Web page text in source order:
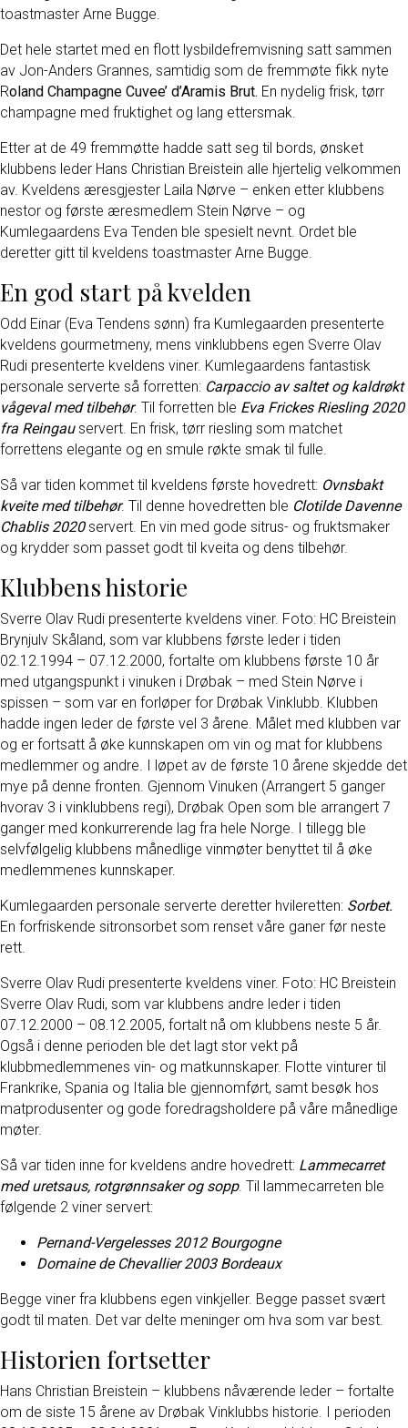
toastmaster Arne Bugge.
Det hele startet med en flott lysbildefremvisning satt sammen
av Jon-Anders Grannes, samtidig som de fremmøte fikk nyte
Roland Champagne Cuvee’ d’Aramis Brut. En nydelig frisk, tørr
champagne med fruktighet og lang ettersmak.
Etter at de 49 fremmøtte hadde satt seg til bords, ønsket
klubbens leder Hans Christian Breistein alle hjertelig velkommen
av. Kveldens æresgjester Laila Nørve – enken etter klubbens
nestor og første æresmedlem Stein Nørve – og
Kumlegaardens Eva Tenden ble spesielt nevnt. Ordet ble
deretter gitt til kveldens toastmaster Arne Bugge.
En god start på kvelden
Odd Einar (Eva Tendens sønn) fra Kumlegaarden presenterte
kveldens gourmetmeny, mens vinklubbens egen Sverre Olav
Rudi presenterte kveldens viner. Kumlegaardens fantastisk
personale serverte så forretten: Carpaccio av saltet og kaldrøkt
vågeval med tilbehør. Til forretten ble Eva Frickes Riesling 2020
fra Reingauservert. En frisk, tørr riesling som matchet
forrettens elegante og en smule røkte smak til fulle.
Så var tiden kommet til kveldens første hovedrett: Ovnsbakt
kveite med tilbehør. Til denne hovedretten ble Clotilde Davenne
Chablis 2020servert. En vin med gode sitrus- og fruktsmaker
og krydder som passet godt til kveita og dens tilbehør.
Klubbens historie
Sverre Olav Rudi presenterte kveldens viner. Foto: HC Breistein
Brynjulv Skåland, som var klubbens første leder i tiden
02.12.1994 – 07.12.2000, fortalte om klubbens første 10 år
med utgangspunkt i vinuken i Drøbak – med Stein Nørve i
spissen – som var en forløper for Drøbak Vinklubb. Klubben
hadde ingen leder de første vel 3 årene. Målet med klubben var
og er fortsatt å øke kunnskapen om vin og mat for klubbens
medlemmer og andre. I løpet av de første 10 årene skjedde det
mye på denne fronten. Gjennom Vinuken (Arrangert 5 ganger
hvorav 3 i vinklubbens regi), Drøbak Open som ble arrangert 7
ganger med konkurrerende lag fra hele Norge. I tillegg ble
selvfølgelig klubbens månedlige vinmøter benyttet til å øke
medlemmenes kunnskaper.
Kumlegaarden personale serverte deretter hvileretten: Sorbet.
En forfriskende sitronsorbet som renset våre ganer før neste
rett.
Sverre Olav Rudi presenterte kveldens viner. Foto: HC Breistein
Sverre Olav Rudi, som var klubbens andre leder i tiden
07.12.2000 – 08.12.2005, fortalt nå om klubbens neste 5 år.
Også i denne perioden ble det lagt stor vekt på
klubbmedlemmenes vin- og matkunnskaper. Flotte vinturer til
Frankrike, Spania og Italia ble gjennomført, samt besøk hos
matprodusenter og gode foredragsholdere på våre månedlige
møter.
Så var tiden inne for kveldens andre hovedrett: Lammecarret
med uretsaus, rotgrønnsaker og sopp. Til lammecarreten ble
følgende 2 viner servert:
Pernand-Vergelesses 2012 Bourgogne
Domaine de Chevallier 2003 Bordeaux
Begge viner fra klubbens egen vinkjeller. Begge passet svært
godt til maten. Det var delte meninger om hva som var best.
Historien fortsetter
Hans Christian Breistein – klubbens nåværende leder – fortalte
om de siste 15 årene av Drøbak Vinklubbs historie. I perioden